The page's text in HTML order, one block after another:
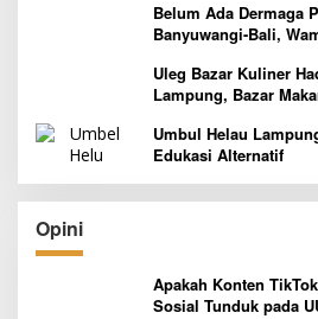
Belum Ada Dermaga
Banyuwangi-Bali,
Uleg Bazar Kuliner
Lampung, Bazar
Umbul Helau
Edukasi Alternatif
Opini
Apakah Konten
Sosial Tunduk pada